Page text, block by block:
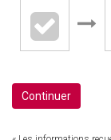
Continuer